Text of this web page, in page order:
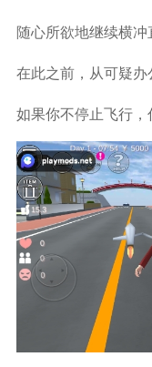
随心所欲地继续横冲
在此之前，从可疑办
如果你不停止飞行，